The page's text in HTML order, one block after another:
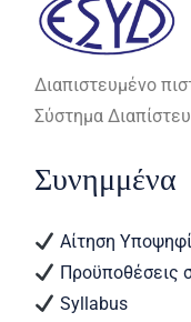
Διαπιστευμένo
Σύστημα
Συνημμένα
Αίτηση
Προϋποθέσεις
Syllabus